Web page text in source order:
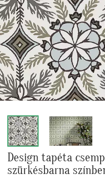
Design tapéta
szürkésbarna